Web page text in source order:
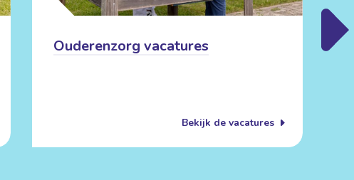
Ouderenzorg vacatures
Bekijk de vacatures